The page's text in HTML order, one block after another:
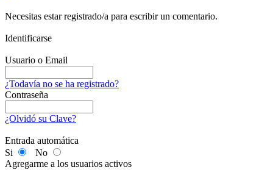
Necesitas estar registrado/a para escribir un comentario.
Identificarse
Usuario o Email
¿Todavía no se ha registrado?
Contraseña
¿Olvidó su Clave?
Entrada automática
Si
No
Agregarme a los usuarios activos